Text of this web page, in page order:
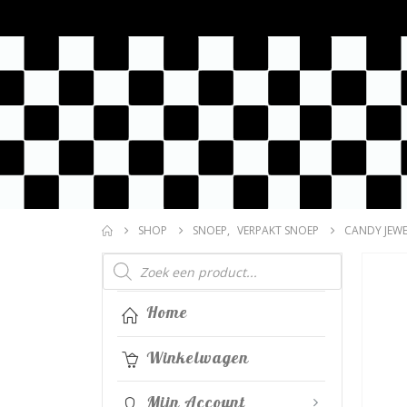
SHOP SNOEP, VERPAKT SNOEP CANDY
Producten
zoeken
Home
Winkelwagen
Mijn Account